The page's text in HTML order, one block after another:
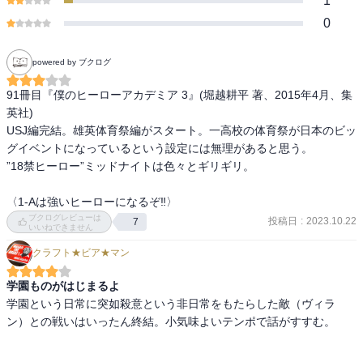
0
powered by ブクログ
91冊目『僕のヒーローアカデミア 3』(堀越耕平 著、2015年4月、集
英社)
USJ編完結。雄英体育祭編がスタート。一高校の体育祭が日本のビッ
グイベントになっているという設定には無理があると思う。
”18禁ヒーロー”ミッドナイトは色々とギリギリ。
〈1-Aは強いヒーローになるぞ‼︎〉
ブクログレビューは
いいねできません
7 投稿日 : 2023.10.22
クラフト★ビア★マン
学園ものがはじまるよ
学園という日常に突如殺意という非日常をもたらした敵（ヴィラ
ン）との戦いはいったん終結。小気味よいテンポで話がすすむ。